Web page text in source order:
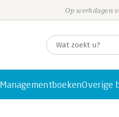
Op werkdagen
ManagementboekenOverige